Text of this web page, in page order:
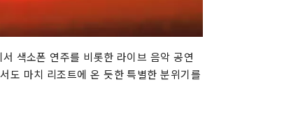
색소폰 연주를 비롯한 라이브 음악 공연
도 마치 리조트에 온 듯한 특별한 분위기를